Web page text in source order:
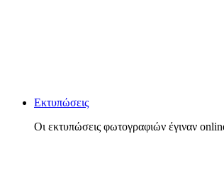
Εκτυπώσεις
Οι εκτυπώσεις φωτογραφιών έγιναν